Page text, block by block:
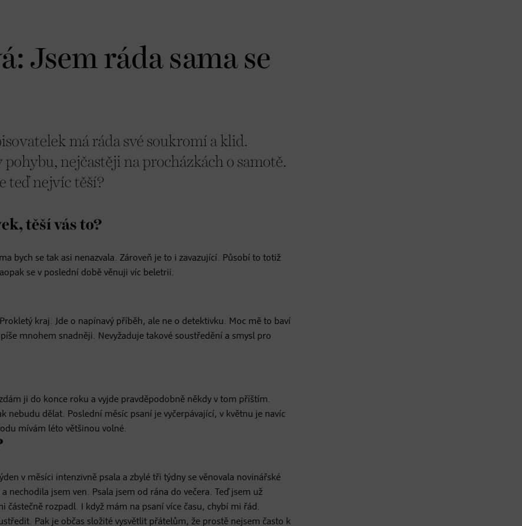
Jsem ráda sama se
má ráda své soukromí a klid.
nejčastěji na procházkách o samotě.
teď nejvíc těší?
těší vás to?
bych se tak asi nenazvala. Zároveň je to i zavazující. Působí to totiž
se v poslední době věnuji víc beletrii.
kraj. Jde o napínavý příběh, ale ne o detektivku. Moc mě to baví
mnohem snadněji. Nevyžaduje takové soustředění a smysl pro
ji do konce roku a vyjde pravděpodobně někdy v tom příštím.
nebudu dělat. Poslední měsíc psaní je vyčerpávající, v květnu je navíc
mívám léto většinou volné.
v měsíci intenzivně psala a zbylé tři týdny se věnovala novinářské
nechodila jsem ven. Psala jsem od rána do večera. Teď jsem už
částečně rozpadl. I když mám na psaní více času, chybí mi řád.
Pak je občas složité vysvětlit přátelům, že prostě nejsem často k